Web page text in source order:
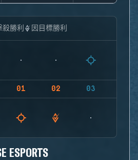
殺勝利 因目標勝利
01 02 03
ESPORTS